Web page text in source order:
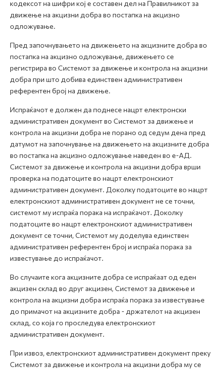
кодексот на шифри кој е составен дел на Правилникот за
движење на акцизни добра во постапка на акцизно
одложување.
Пред започнувањето на движењето на акцизните добра во
постапка на акцизно одложување, движењето се
регистрира во Системот за движење и контрола на акцизни
добра при што добива единствен административен
референтен број на движење.
Испраќачот е должен да поднесе нацрт електронски
административен документ во Системот за движење и
контрола на акцизни добра не порано од седум дена пред
датумот на започнување на движењето на акцизните добра
во постапка на акцизно одложување наведен во е-АД.
Системот за движење и контрола на акцизни добра врши
проверка на податоците во нацрт електронскиот
административен документ. Доколку податоците во нацрт
електронскиот административен документ не се точни,
системот му испраќа порака на испраќачот. Доколку
податоците во нацрт електронскиот административен
документ се точни, Системот му доделува единствен
административен референтен број и испраќа порака за
известување до испраќачот.
Во случаите кога акцизните добра се испраќаат од еден
акцизен склад во друг акцизен, Системот за движење и
контрола на акцизни добра испраќа порака за известување
до примачот на акцизните добра - држателот на акцизен
склад, со која го проследува електронскиот
административен документ.
При извоз, електронскиот административен документ преку
Системот за движење и контрола на акцизни добра му се